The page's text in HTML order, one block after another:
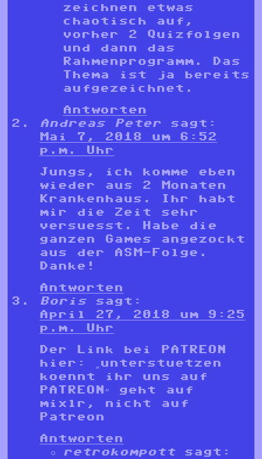
zeichnen etwas
chaotisch auf,
vorher 2 Quizfolgen
und dann das
Rahmenprogramm. Das
Thema ist ja bereits
aufgezeichnet.
Antworten
Andreas Peter
sagt:
Mai 7, 2018 um 6:52
p.m. Uhr
Jungs, ich komme eben
wieder aus 2 Monaten
Krankenhaus. Ihr habt
mir die Zeit sehr
versuesst. Habe die
ganzen Games angezockt
aus der ASM-Folge.
Danke!
Antworten
Boris
sagt:
April 27, 2018 um 9:25
p.m. Uhr
Der Link bei PATREON
hier: „unterstuetzen
koennt ihr uns auf
PATREON“ geht auf
mixlr, nicht auf
Patreon
Antworten
retrokompott
sagt: